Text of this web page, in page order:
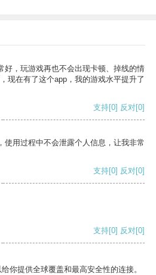
好，玩游戏再也不会出现卡顿、掉线的情
现在有了这个app，我的游戏水平提升了
支持[0] 反对[0]
使用过程中不会泄露个人信息，让我非常
支持[0] 反对[0]
支持[0] 反对[0]
你提供全球覆盖和最高安全性的连接。